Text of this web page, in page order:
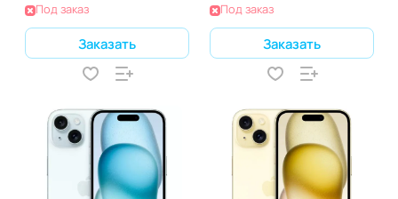
Под заказ
Заказать
Под заказ
Заказать